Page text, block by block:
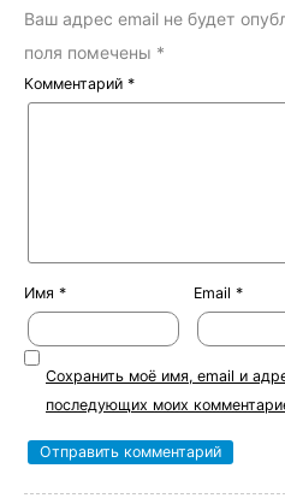
Ваш адрес email не будет
поля помечены *
Комментарий *
Имя * Email *
Сохранить моё имя, email и
последующих моих